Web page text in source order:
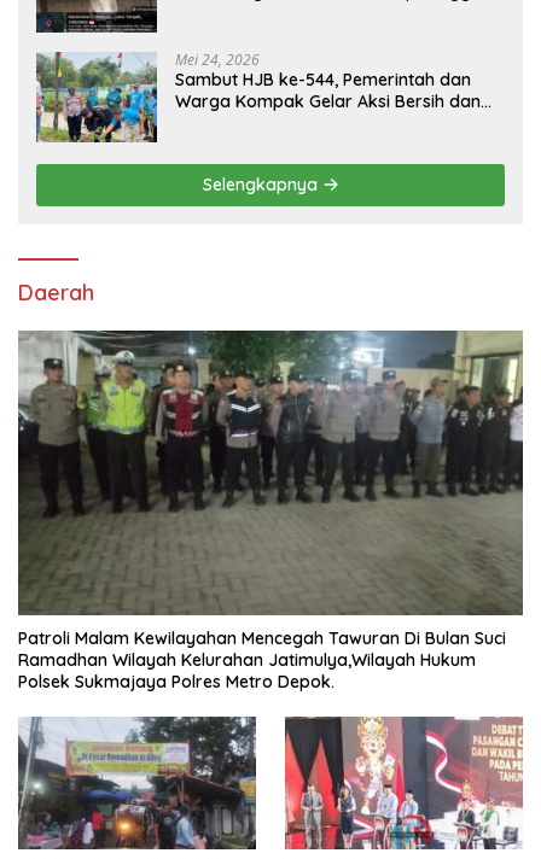
Mei 24, 2026
Sambut HJB ke-544, Pemerintah dan
Warga Kompak Gelar Aksi Bersih dan
Selengkapnya
Daerah
Patroli Malam Kewilayahan Mencegah Tawuran Di Bulan Suci
Ramadhan Wilayah Kelurahan Jatimulya,Wilayah Hukum
Polsek Sukmajaya Polres Metro Depok.